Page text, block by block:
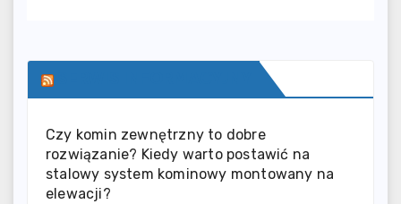
Czy komin zewnętrzny to dobre
rozwiązanie? Kiedy warto postawić na
stalowy system kominowy montowany na
elewacji?